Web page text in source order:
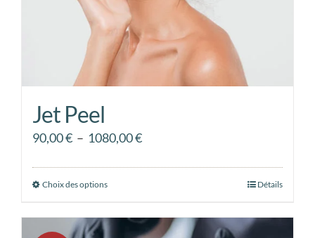
page
du
produit
Jet Peel
90,00€ – 1080,00€Plage
1080,00 €
Choix des optionsCe
a
Détails